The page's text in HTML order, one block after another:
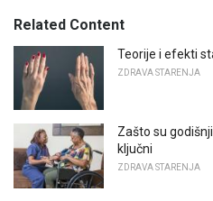
Related Content
Teorije i efekti
ZDRAVA STARENJA
Zašto su
ključni
ZDRAVA STARENJA